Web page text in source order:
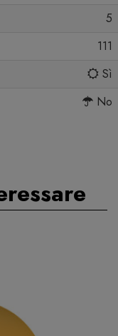
5
111
Sì
No